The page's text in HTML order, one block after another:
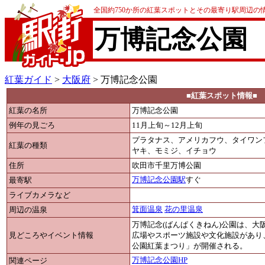
全国約750か所の紅葉スポットとその最寄り駅周辺の
万博記念公園
紅葉ガイド > 大阪府 > 万博記念公園
■紅葉スポット情報■
紅葉の名所
万博記念公園
例年の見ごろ
11月上旬～12月上旬
紅葉の種類
プラタナス、アメリカフウ、タイワ
ヤキ、モミジ、イチョウ
住所
吹田市千里万博公園
最寄駅
万博記念公園駅すぐ
ライブカメラなど
周辺の温泉
箕面温泉 花の里温泉
見どころやイベント情報
万博記念(ばんぱくきねん)公園は、大
広場やスポーツ施設や文化施設があ
公園紅葉まつり」が開催される。
関連ページ
万博記念公園HP